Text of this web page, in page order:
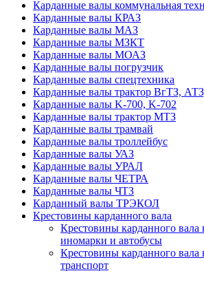
Карданные валы коммунальная
Карданные валы КРАЗ
Карданные валы МАЗ
Карданные валы МЗКТ
Карданные валы МОАЗ
Карданные валы погрузчик
Карданные валы спецтехника
Карданные валы трактор ВгТЗ,
Карданные валы K-700, K-702
Карданные валы трактор МТЗ
Карданные валы трамвай
Карданные валы троллейбус
Карданные валы УАЗ
Карданные валы УРАЛ
Карданные валы ЧЕТРА
Карданные валы ЧТЗ
Карданный валы ТРЭКОЛ
Крестовины карданного вала
Крестовины карданного вала
иномарки и автобусы
Крестовины карданного вала
транспорт